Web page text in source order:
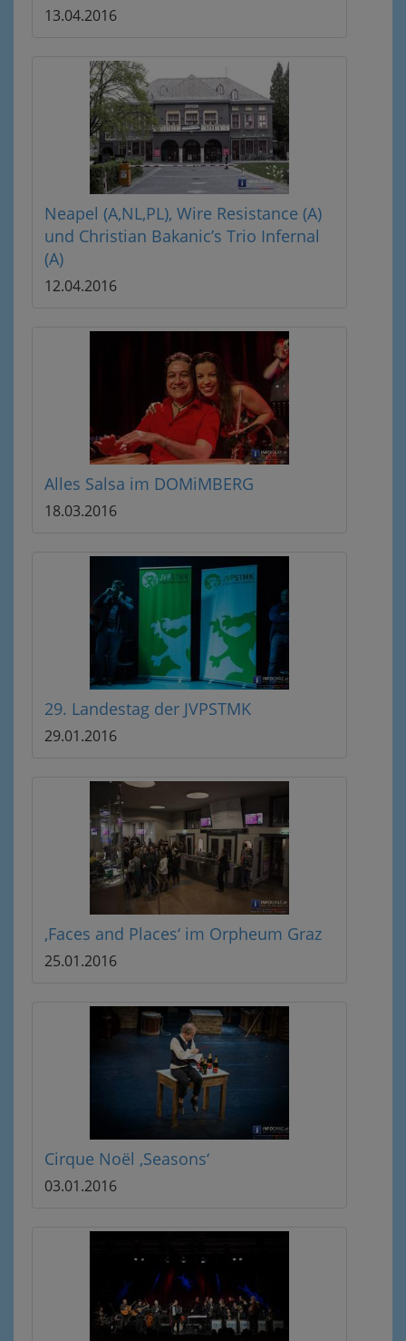
13.04.2016
Neapel (A,NL,PL), Wire Resistance (A)
und Christian Bakanic’s Trio Infernal
(A)
12.04.2016
Alles Salsa im DOMiMBERG
18.03.2016
29. Landestag der JVPSTMK
29.01.2016
‚Faces and Places‘ im Orpheum Graz
25.01.2016
Cirque Noël ‚Seasons‘
03.01.2016